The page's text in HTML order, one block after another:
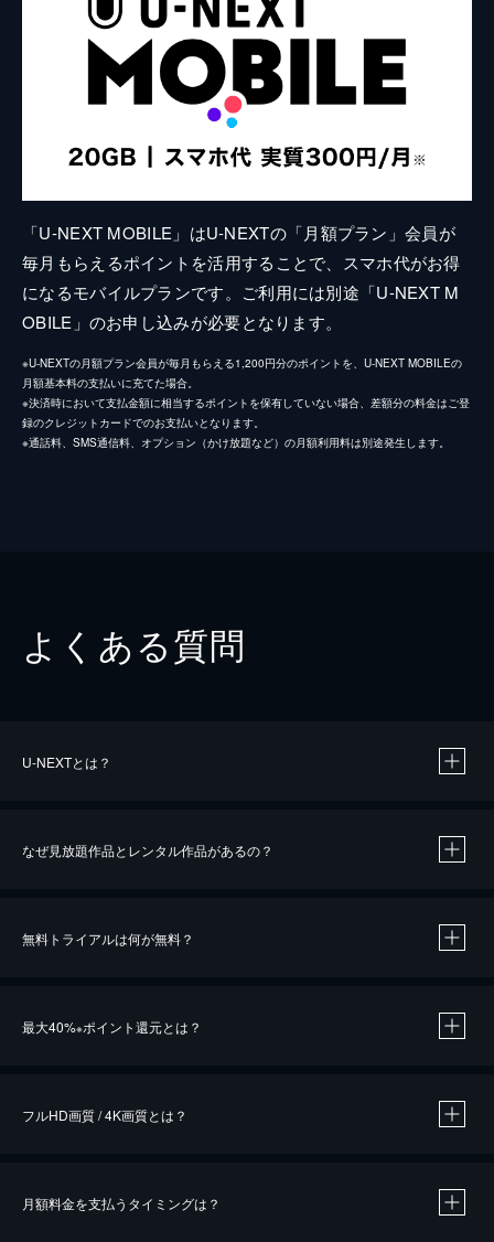
「U-NEXT MOBILE」はU-NEXTの「月額プラン」会員が
毎月もらえるポイントを活用することで、スマホ代がお得
になるモバイルプランです。ご利用には別途「U-NEXT M
OBILE」のお申し込みが必要となります。
※U-NEXTの月額プラン会員が毎月もらえる1,200円分のポイントを、U-NEXT MOBILEの
月額基本料の支払いに充てた場合。
※決済時において支払金額に相当するポイントを保有していない場合、差額分の料金はご登
録のクレジットカードでのお支払いとなります。
※通話料、SMS通信料、オプション（かけ放題など）の月額利用料は別途発生します。
よくある質問
U-NEXTとは？
なぜ見放題作品とレンタル作品があるの？
無料トライアルは何が無料？
最大40%※ポイント還元とは？
※40％ポイント還元の対象は、クレジットカード決済による作品の購入 / レンタルです。
フルHD画質 / 4K画質とは？
月額料金を支払うタイミングは？